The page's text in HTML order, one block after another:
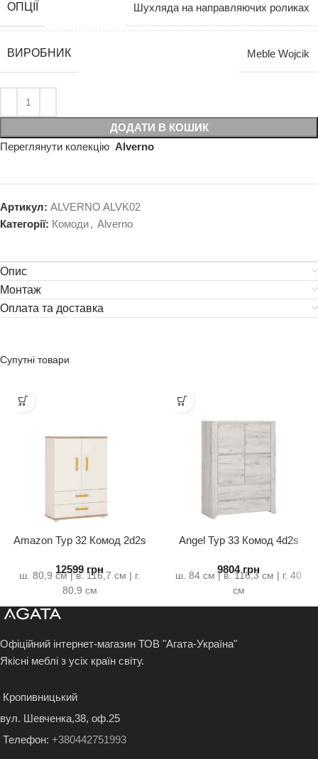
ОПЦІЇ Шухляда на направляючих роликах
ВИРОБНИК Meble Wojcik
ДОДАТИ В КОШИК
Переглянути колекцію Alverno
Артикул: ALVERNO ALVK02
Категорії: Комоди, Alverno
Опис
Монтаж
Оплата та доставка
Супутні товари
Amazon Typ 32 Комод 2d2s
12599 грн
ш. 80,9 см | в. 116,7 см | г.
80,9 см
Angel Typ 33 Комод 4d2s
9804грн
ш. 84 см | в. 116,3 см | г. 40
см
Офіційний інтернет-магазин ТОВ "Агата-Україна"
Якісні меблі з усіх країн світу.
Кропивницький
вул. Шевченка,38, оф.25
Телефон: +380442751993